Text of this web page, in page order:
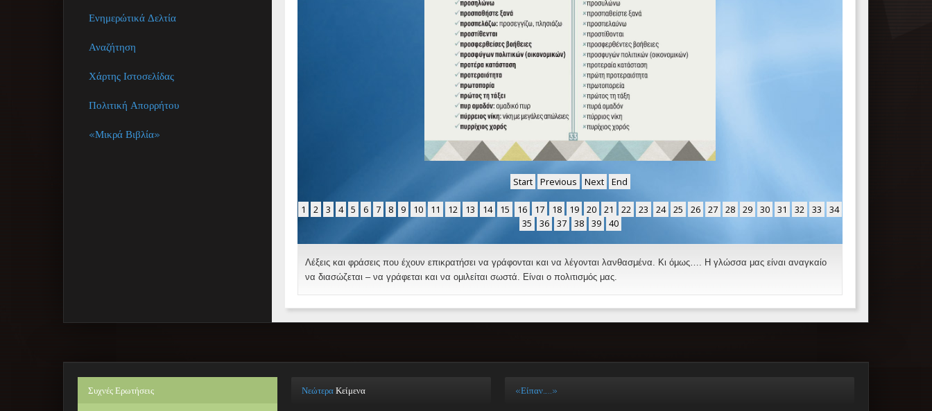
Start Previous Next End
1 2 3 4 5 6 7 8 9 10 11 12 13 14 15 16 17 18 19 20 21 22 23 24 25 26 27 28 29 30 31 32 33
34
35
36 37 38 39 40
Λέξεις και φράσεις που έχουν επικρατήσει να γράφονται και να λέγονται λανθασμένα. Κι όμως…. Η γλώσσα μας είναι αναγκαίο
να διασώζεται – να γράφεται και να ομιλείται σωστά. Είναι ο πολιτισμός μας.
Ενημερώτικά Δελτία
Αναζήτηση
Χάρτης Ιστοσελίδας
Πολιτική Απορρήτου
«Μικρά Βιβλία»
Συχνές Ερωτήσεις Νεώτερα Κείμενα «Είπαν…..»